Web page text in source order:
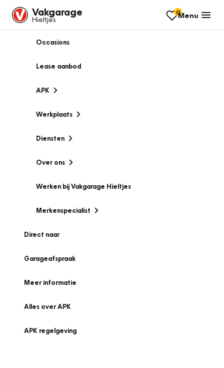
Vakgarage
Hieltjes
0Menu
Occasions
Lease aanbod
APK
Werkplaats
Diensten
Over ons
Werken bij Vakgarage Hieltjes
Merkenspecialist
Direct naar
Garageafspraak
Meer informatie
Alles over APK
APK regelgeving